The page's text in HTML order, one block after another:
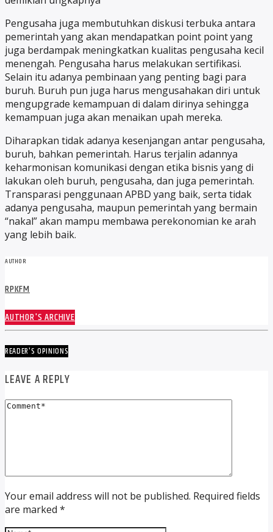
Pengusaha juga membutuhkan diskusi terbuka antara
pemerintah yang akan mendapatkan point point yang
juga berdampak meningkatkan kualitas pengusaha kecil
menengah. Pengusaha harus melakukan sertifikasi.
Selain itu adanya pembinaan yang penting bagi para
buruh. Buruh pun juga harus mengusahakan diri untuk
mengupgrade kemampuan di dalam dirinya sehingga
kemampuan juga akan menaikan upah mereka.
Diharapkan tidak adanya kesenjangan antar pengusaha,
buruh, bahkan pemerintah. Harus terjalin adannya
keharmonisan komunikasi dengan etika bisnis yang di
lakukan oleh buruh, pengusaha, dan juga pemerintah.
Transparasi penggunaan APBD yang baik, serta tidak
adanya pengusaha, maupun pemerintah yang bermain
“nakal” akan mampu membawa perekonomian ke arah
yang lebih baik.
AUTHOR
RPKFM
AUTHOR'S ARCHIVE
READER'S OPINIONS
LEAVE A REPLY
Your email address will not be published. Required fields
are marked *